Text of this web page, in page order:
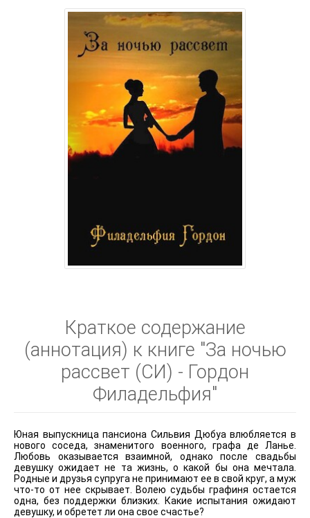
Краткое содержание
(аннотация) к книге "За ночью
рассвет (СИ) - Гордон
Филадельфия"
Юная выпускница пансиона Сильвия Дюбуа влюбляется в
нового соседа, знаменитого военного, графа де Ланье.
Любовь оказывается взаимной, однако после свадьбы
девушку ожидает не та жизнь, о какой бы она мечтала.
Родные и друзья супруга не принимают ее в свой круг, а муж
что-то от нее скрывает. Волею судьбы графиня остается
одна, без поддержки близких. Какие испытания ожидают
девушку, и обретет ли она свое счастье?